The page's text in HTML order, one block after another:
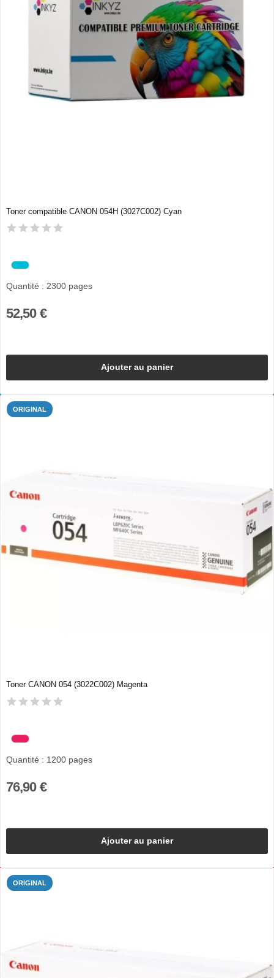
Toner compatible CANON 054H (3027C002) Cyan
Quantité : 2300 pages
52,50 €
Ajouter au panier
ORIGINAL
Toner CANON 054 (3022C002) Magenta
Quantité : 1200 pages
76,90 €
Ajouter au panier
ORIGINAL